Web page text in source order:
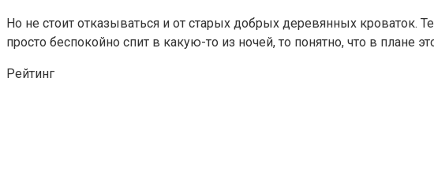
Но не стоит отказываться и от старых добрых деревянных кроваток.
просто беспокойно спит в какую-то из ночей, то понятно, что в плане
Рейтинг